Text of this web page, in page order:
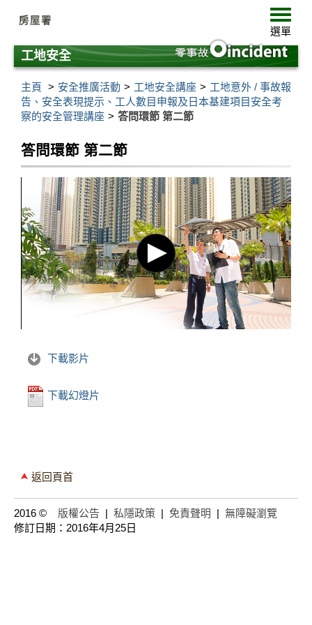
要
內
選
單
選單
工地安全
主頁 安全推廣活動 工地安全講座
工地意外 / 事故報
告、安全表現提示、工人數目申報及日本基建項目安全考
察的安全管理講座
答問環節 第二節
答問環節 第二節
下載影片
下載幻燈片
返回頁首
2016 © 版權公告 | 私隱政策 | 免責聲明 | 無障礙瀏覽
修訂日期：2016年4月25日